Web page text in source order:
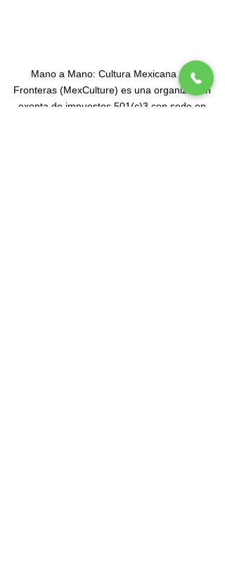
Mano a Mano: Cultura Mexicana Sin
Fronteras (MexCulture) es una organización
exenta de impuestos 501(c)3 con sede en